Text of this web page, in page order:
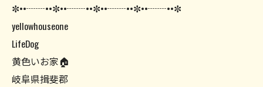
✼••┈┈••✼••┈┈••✼••┈┈••✼••┈┈••✼
yellowhouseone
LifeDog
黄色いお家🏠
岐阜県揖斐郡